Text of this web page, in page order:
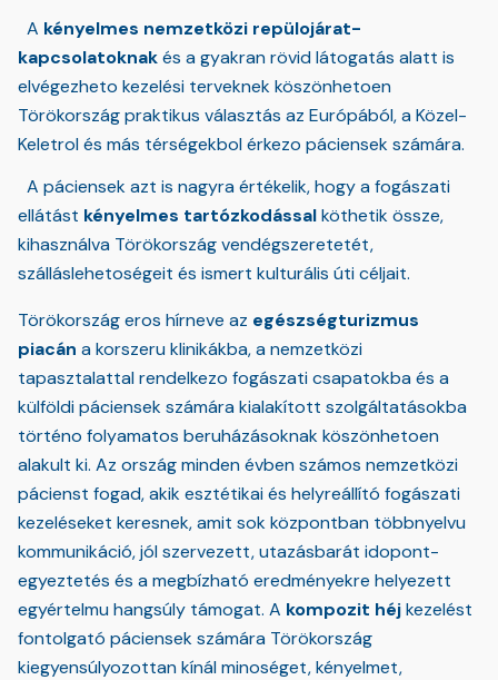
A kényelmes nemzetközi repülojárat-
kapcsolatoknakés a gyakran rövid látogatás alatt is
elvégezheto kezelési terveknek köszönhetoen
Törökország praktikus választás az Európából, a Közel-
Keletrol és más térségekbol érkezo páciensek számára.
A páciensek azt is nagyra értékelik, hogy a fogászati
ellátást kényelmes tartózkodássalköthetik össze,
kihasználva Törökország vendégszeretetét,
szálláslehetoségeit és ismert kulturális úti céljait.
Törökország eros hírneve az egészségturizmus
piacán a korszeru klinikákba, a nemzetközi
tapasztalattal rendelkezo fogászati csapatokba és a
külföldi páciensek számára kialakított szolgáltatásokba
történo folyamatos beruházásoknak köszönhetoen
alakult ki. Az ország minden évben számos nemzetközi
pácienst fogad, akik esztétikai és helyreállító fogászati
kezeléseket keresnek, amit sok központban többnyelvu
kommunikáció, jól szervezett, utazásbarát idopont-
egyeztetés és a megbízható eredményekre helyezett
egyértelmu hangsúly támogat. A kompozit héjkezelést
fontolgató páciensek számára Törökország
kiegyensúlyozottan kínál minoséget, kényelmet,